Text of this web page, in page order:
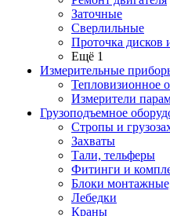
Заточные
Сверлильные
Проточка дисков
Ещё 1
Измерительные
Тепловизионное
Измерители
Грузоподъемное
Стропы и
Захваты
Тали, тельферы
Фитинги и
Блоки
Лебедки
Краны